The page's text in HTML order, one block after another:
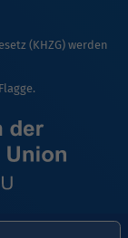
(KHZG) werden